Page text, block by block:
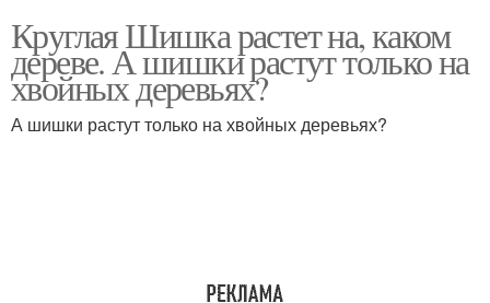
Круглая Шишка растет на, каком
дереве. А шишки растут только на
хвойных деревьях?
А шишки растут только на хвойных деревьях?